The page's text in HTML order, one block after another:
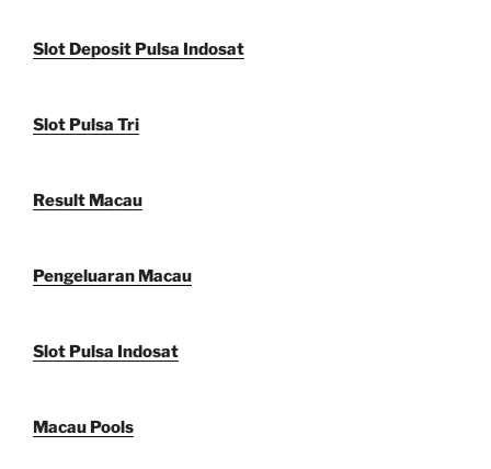
Slot Deposit Pulsa Indosat
Slot Pulsa Tri
Result Macau
Pengeluaran Macau
Slot Pulsa Indosat
Macau Pools